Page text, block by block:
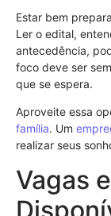
Estar bem
Ler o edital,
antecedência,
foco deve ser
que se espera.
Aproveite essa
família. Um
realizar seus
Vagas